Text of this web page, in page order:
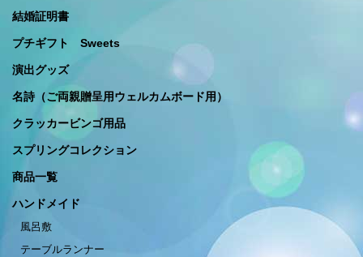
結婚証明書
プチギフト Sweets
演出グッズ
名詩（ご両親贈呈用ウェルカムボード用）
クラッカービンゴ用品
スプリングコレクション
商品一覧
ハンドメイド
風呂敷
テーブルランナー